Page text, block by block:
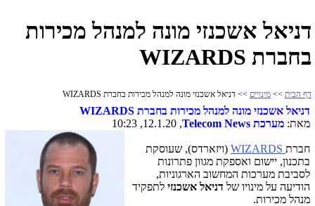
דניאל אשכנזי מונה למנהל מכירות
בחברת WIZARDS
דף הבית >> מינויים >> דניאל אשכנזי מונה למנהל מכירות בחברת WIZARDS
דניאל אשכנזי מונה למנהל מכירות בחברת WIZARDS
מאת: מערכת Telecom News
, 12.1.20, 10:23
חברת WIZARDS (ויזארדס), שעוסקת
בתכנון, יישום ואספקת מגוון פתרונות
לסביבת מערכות המחשוב הארגוניות,
הודיעה על מינויו של דניאל אשכנזי לתפקיד
מנהל מכירות.